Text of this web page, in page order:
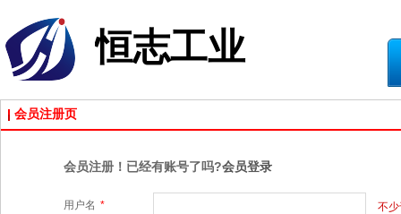
恒志工业
会员注册页
会员注册！已经有账号了吗?会员登录
用户名 * 不